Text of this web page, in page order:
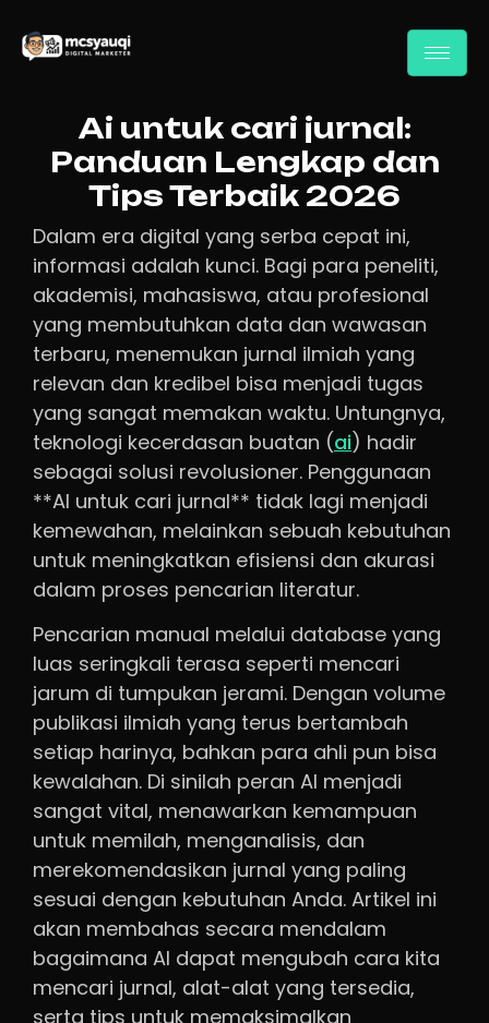
Ai untuk cari jurnal:
Panduan Lengkap dan
Tips Terbaik 2026
Dalam era digital yang serba cepat ini,
informasi adalah kunci. Bagi para peneliti,
akademisi, mahasiswa, atau profesional
yang membutuhkan data dan wawasan
terbaru, menemukan jurnal ilmiah yang
relevan dan kredibel bisa menjadi tugas
yang sangat memakan waktu. Untungnya,
teknologi kecerdasan buatan (ai) hadir
sebagai solusi revolusioner. Penggunaan
**AI untuk cari jurnal** tidak lagi menjadi
kemewahan, melainkan sebuah kebutuhan
untuk meningkatkan efisiensi dan akurasi
dalam proses pencarian literatur.
Pencarian manual melalui database yang
luas seringkali terasa seperti mencari
jarum di tumpukan jerami. Dengan volume
publikasi ilmiah yang terus bertambah
setiap harinya, bahkan para ahli pun bisa
kewalahan. Di sinilah peran AI menjadi
sangat vital, menawarkan kemampuan
untuk memilah, menganalisis, dan
merekomendasikan jurnal yang paling
sesuai dengan kebutuhan Anda. Artikel ini
akan membahas secara mendalam
bagaimana AI dapat mengubah cara kita
mencari jurnal, alat-alat yang tersedia,
serta tips untuk memaksimalkan